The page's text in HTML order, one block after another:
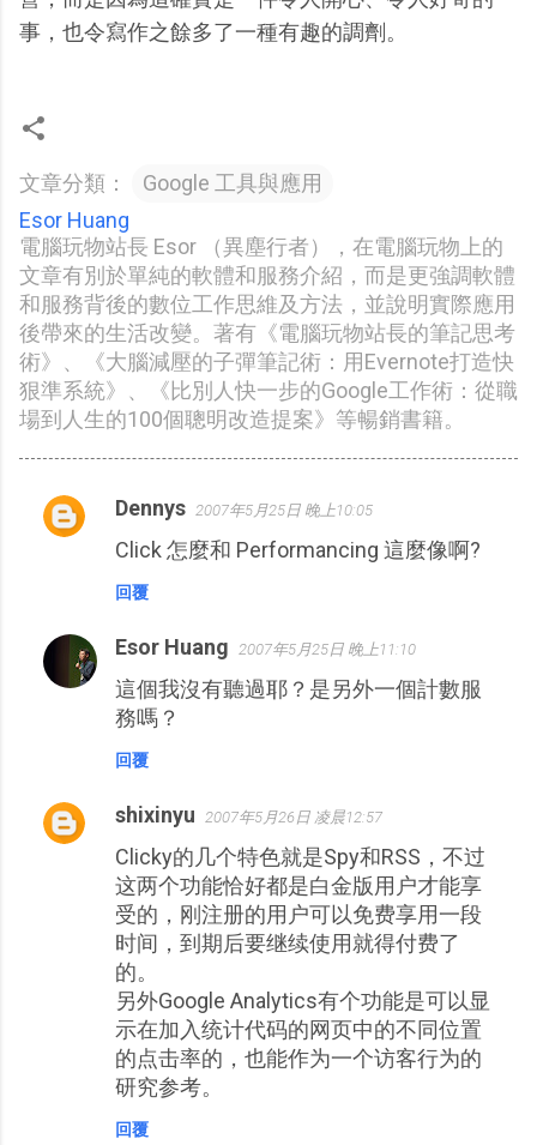
事，也令寫作之餘多了一種有趣的調劑。
文章分類：
Google 工具與應用
Esor Huang
電腦玩物站長 Esor （異塵行者），在電腦玩物上的
文章有別於單純的軟體和服務介紹，而是更強調軟體
和服務背後的數位工作思維及方法，並說明實際應用
後帶來的生活改變。著有《電腦玩物站長的筆記思考
術》、《大腦減壓的子彈筆記術：用Evernote打造快
狠準系統》、《比別人快一步的Google工作術：從職
場到人生的100個聰明改造提案》等暢銷書籍。
留
Dennys 2007年5月25日 晚上10:05
Click 怎麼和 Performancing 這麼像啊?
回覆
Esor Huang 2007年5月25日 晚上11:10
這個我沒有聽過耶？是另外一個計數服
務嗎？
回覆
shixinyu 2007年5月26日 凌晨12:57
Clicky的几个特色就是Spy和RSS，不过
这两个功能恰好都是白金版用户才能享
受的，刚注册的用户可以免费享用一段
时间，到期后要继续使用就得付费了
的。
另外Google Analytics有个功能是可以显
示在加入统计代码的网页中的不同位置
的点击率的，也能作为一个访客行为的
研究参考。
回覆